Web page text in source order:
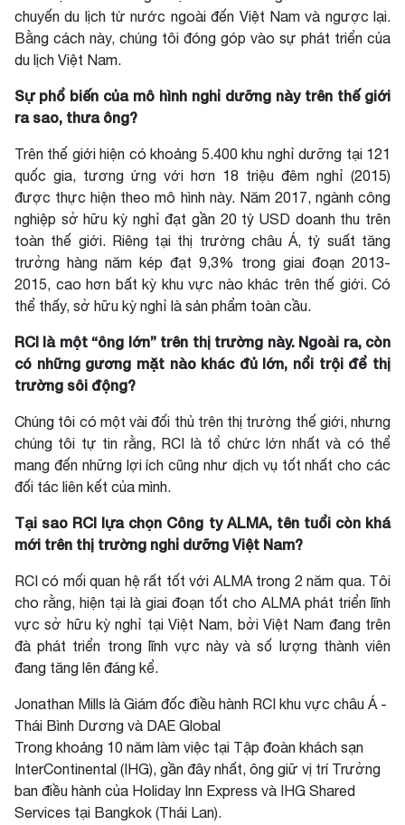
chuyến du lịch từ nước ngoài đến Việt Nam và ngược lại.
Bằng cách này, chúng tôi đóng góp vào sự phát triển của
du lịch Việt Nam.
Sự phổ biến của mô hình nghỉ dưỡng này trên thế giới
ra sao, thưa ông?
Trên thế giới hiện có khoảng 5.400 khu nghỉ dưỡng tại 121
quốc gia, tương ứng với hơn 18 triệu đêm nghỉ (2015)
được thực hiện theo mô hình này. Năm 2017, ngành công
nghiệp sở hữu kỳ nghỉ đạt gần 20 tỷ USD doanh thu trên
toàn thế giới. Riêng tại thị trường châu Á, tỷ suất tăng
trưởng hàng năm kép đạt 9,3% trong giai đoạn 2013-
2015, cao hơn bất kỳ khu vực nào khác trên thế giới. Có
thể thấy, sở hữu kỳ nghỉ là sản phẩm toàn cầu.
RCI là một “ông lớn” trên thị trường này. Ngoài ra, còn
có những gương mặt nào khác đủ lớn, nổi trội để thị
trường sôi động?
Chúng tôi có một vài đối thủ trên thị trường thế giới, nhưng
chúng tôi tự tin rằng, RCI là tổ chức lớn nhất và có thể
mang đến những lợi ích cũng như dịch vụ tốt nhất cho các
đối tác liên kết của mình.
Tại sao RCI lựa chọn Công ty ALMA, tên tuổi còn khá
mới trên thị trường nghỉ dưỡng Việt Nam?
RCI có mối quan hệ rất tốt với ALMA trong 2 năm qua. Tôi
cho rằng, hiện tại là giai đoạn tốt cho ALMA phát triển lĩnh
vực sở hữu kỳ nghỉ tại Việt Nam, bởi Việt Nam đang trên
đà phát triển trong lĩnh vực này và số lượng thành viên
đang tăng lên đáng kể.
Jonathan Mills là Giám đốc điều hành RCI khu vực châu Á -
Thái Bình Dương và DAE Global
Trong khoảng 10 năm làm việc tại Tập đoàn khách sạn
InterContinental (IHG), gần đây nhất, ông giữ vị trí Trưởng
ban điều hành của Holiday Inn Express và IHG Shared
Services tại Bangkok (Thái Lan).